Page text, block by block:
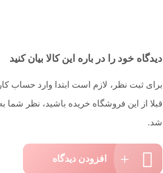
دیدگاه خود را در باره این کالا بیان کنید
برای ثبت نظر، لازم است ابتدا وارد حساب
قبلا از این فروشگاه خریده باشید، نظر
شد.
افزودن دیدگاه